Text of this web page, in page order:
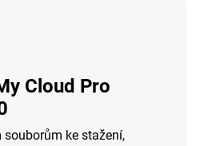
Cloud Pro
ke stažení,